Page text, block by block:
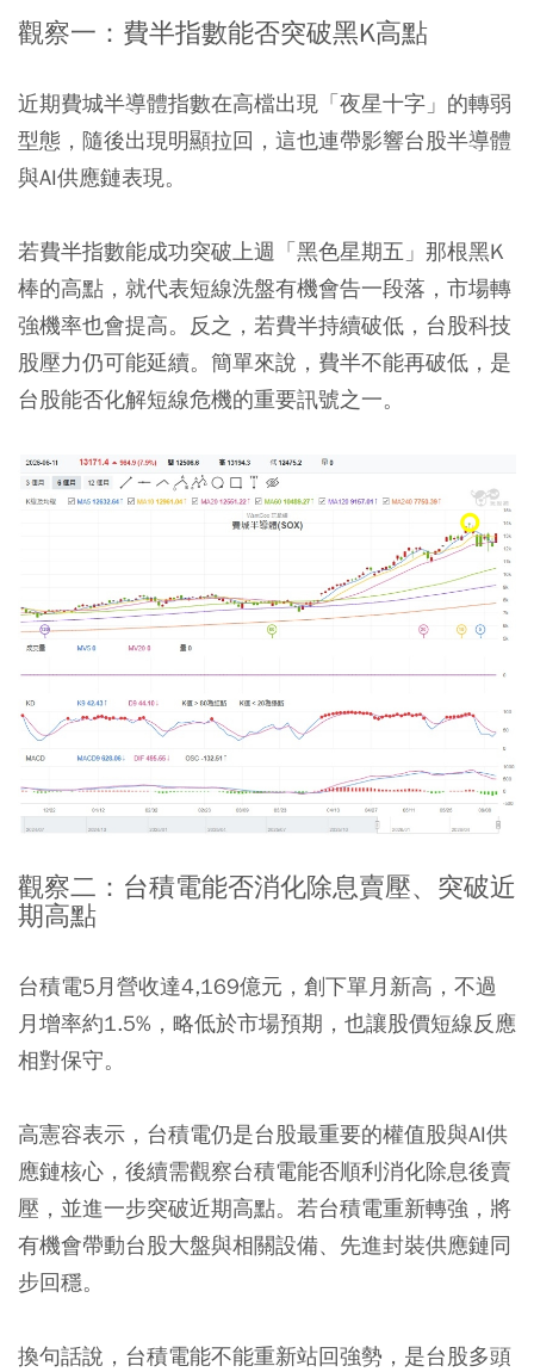
觀察一：費半指數能否突破黑K高點
近期費城半導體指數在高檔出現「夜星十字」的轉弱
型態，隨後出現明顯拉回，這也連帶影響台股半導體
與AI供應鏈表現。
若費半指數能成功突破上週「黑色星期五」那根黑K
棒的高點，就代表短線洗盤有機會告一段落，市場轉
強機率也會提高。反之，若費半持續破低，台股科技
股壓力仍可能延續。簡單來說，費半不能再破低，是
台股能否化解短線危機的重要訊號之一。
觀察二：台積電能否消化除息賣壓、突破近
期高點
台積電5月營收達4,169億元，創下單月新高，不過
月增率約1.5%，略低於市場預期，也讓股價短線反應
相對保守。
高憲容表示，台積電仍是台股最重要的權值股與AI供
應鏈核心，後續需觀察台積電能否順利消化除息後賣
壓，並進一步突破近期高點。若台積電重新轉強，將
有機會帶動台股大盤與相關設備、先進封裝供應鏈同
步回穩。
換句話說，台積電能不能重新站回強勢，是台股多頭